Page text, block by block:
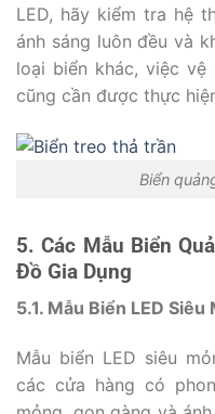
LED, hãy kiểm tra hệ
ánh sáng luôn đều và
loại biển khác, việc
cũng cần được thực
Biển
5. Các Mẫu Biển
Đồ Gia Dụng
5.1. Mẫu Biển LED
Mẫu biển LED siêu
các cửa hàng có